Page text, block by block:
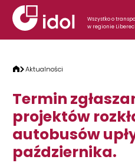
Przejdź do treści
Wszystko o
w regionie
Aktualności
Termin
projektów
autobusów
października.